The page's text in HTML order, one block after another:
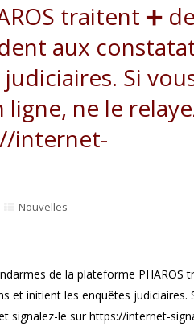
traitent ➕
aux
Si
ne le
internet-
Nouvelles
de la plateforme PHAROS
et initient les enquêtes judiciaires.
signalez-le sur https://internet-